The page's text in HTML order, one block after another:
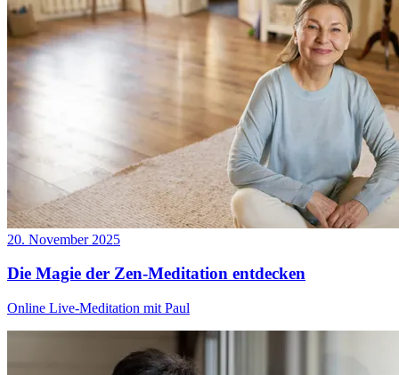
20. November 2025
Die Magie der Zen-Meditation entdecken
Online Live-Meditation mit Paul